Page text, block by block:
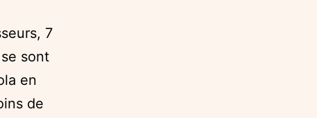
7
sont
en
de